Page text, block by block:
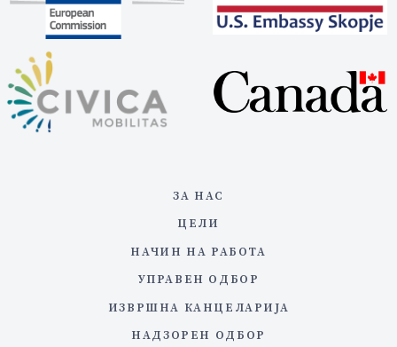
ЗА НАС
ЦЕЛИ
НАЧИН НА РАБОТА
УПРАВЕН ОДБОР
ИЗВРШНА КАНЦЕЛАРИЈА
НАДЗОРЕН ОДБОР